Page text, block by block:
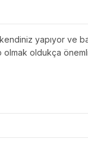
yapıyor ve
olmak oldukça